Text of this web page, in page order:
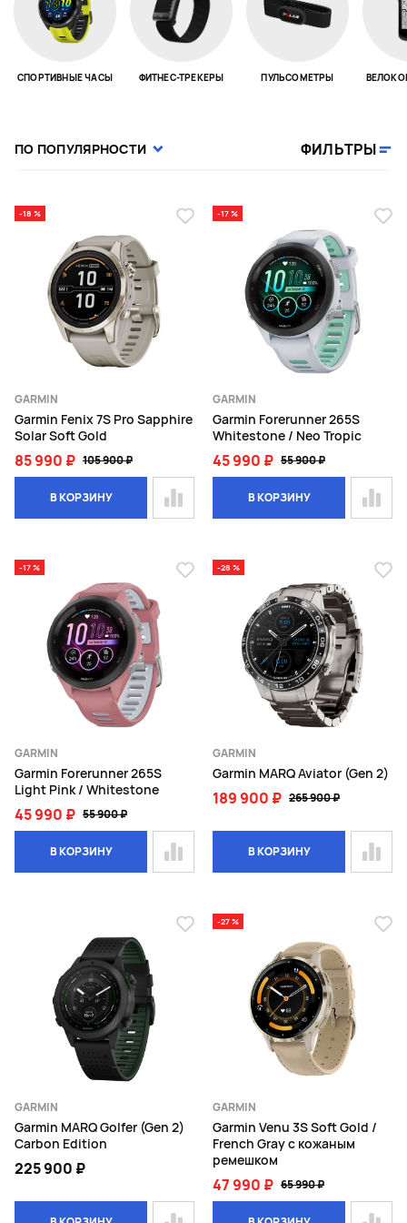
СПОРТИВНЫЕ ЧАСЫ ФИТНЕС-ТРЕКЕРЫ ПУЛЬСОМЕТРЫ
ПО ПОПУЛЯРНОСТИ ФИЛЬТРЫ
-18 %
GARMIN
Garmin Fenix 7S Pro Sapphire
Solar Soft Gold
85 990 ₽ 105 900 ₽
В КОРЗИНУ
-17 %
GARMIN
Garmin Forerunner 265S
Whitestone / Neo Tropic
45 990 ₽ 55 900 ₽
В КОРЗИНУ
-17 %
GARMIN
Garmin Forerunner 265S
Light Pink / Whitestone
45 990 ₽ 55 900 ₽
В КОРЗИНУ
-28 %
GARMIN
Garmin MARQ Aviator (Gen 2)
189 900 ₽ 265 900 ₽
В КОРЗИНУ
GARMIN
Garmin MARQ Golfer (Gen 2)
Carbon Edition
225 900 ₽
-27 %
GARMIN
Garmin Venu 3S Soft Gold /
French Gray с кожаным
ремешком
47 990 ₽ 65 990 ₽